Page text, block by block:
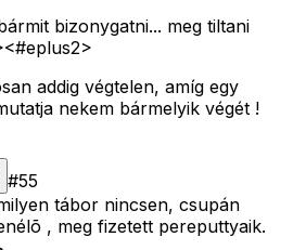
bizonygatni... meg tiltani
<#eplus2>
addig végtelen, amíg egy
nekem bármelyik végét !
#55
tábor nincsen, csupán
, meg fizetett pereputtyaik.